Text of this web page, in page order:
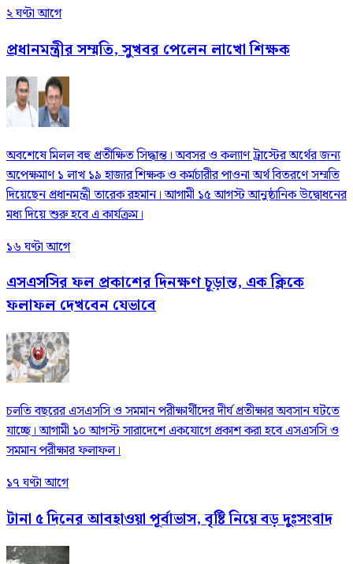
২ ঘণ্টা আগে
প্রধানমন্ত্রীর সম্মতি, সুখবর পেলেন লাখো শিক্ষক
অবশেষে মিলল বহু প্রতীক্ষিত সিদ্ধান্ত। অবসর ও কল্যাণ ট্রাস্টের অর্থের জন্য
অপেক্ষমাণ ১ লাখ ১৯ হাজার শিক্ষক ও কর্মচারীর পাওনা অর্থ বিতরণে সম্মতি
দিয়েছেন প্রধানমন্ত্রী তারেক রহমান। আগামী ১৫ আগস্ট আনুষ্ঠানিক উদ্বোধনের
মধ্য দিয়ে শুরু হবে এ কার্যক্রম।
১৬ ঘণ্টা আগে
এসএসসির ফল প্রকাশের দিনক্ষণ চূড়ান্ত, এক ক্লিকে
ফলাফল দেখবেন যেভাবে
চলতি বছরের এসএসসি ও সমমান পরীক্ষার্থীদের দীর্ঘ প্রতীক্ষার অবসান ঘটতে
যাচ্ছে। আগামী ১০ আগস্ট সারাদেশে একযোগে প্রকাশ করা হবে এসএসসি ও
সমমান পরীক্ষার ফলাফল।
১৭ ঘণ্টা আগে
টানা ৫ দিনের আবহাওয়া পূর্বাভাস, বৃষ্টি নিয়ে বড় দুঃসংবাদ